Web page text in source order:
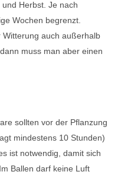
Herbst. Je nach
Wochen begrenzt.
auch außerhalb
muss man aber einen
sollten vor der Pflanzung
mindestens 10 Stunden)
ist notwendig, damit sich
Ballen darf keine Luft